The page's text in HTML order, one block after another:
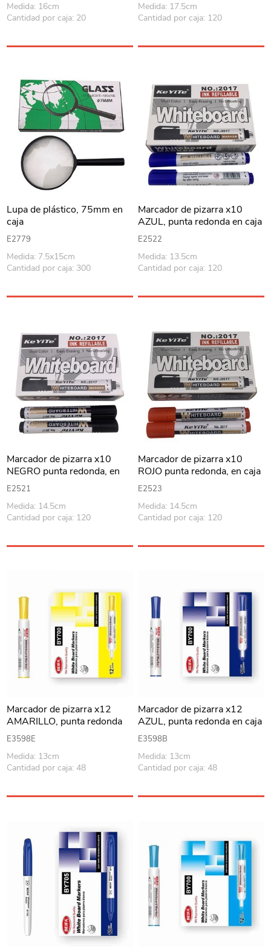
Medida: 16cm
Cantidad por caja: 20
Medida: 17.5cm
Cantidad por caja: 120
Lupa de plástico, 75mm en
caja
E2779
Medida: 7.5x15cm
Cantidad por caja: 300
Marcador de pizarra x10
AZUL, punta redonda en caja
E2522
Medida: 13.5cm
Cantidad por caja: 120
Marcador de pizarra x10
NEGRO punta redonda, en
caja
E2521
Medida: 14.5cm
Cantidad por caja: 120
Marcador de pizarra x10
ROJO punta redonda, en caja
E2523
Medida: 14.5cm
Cantidad por caja: 120
Marcador de pizarra x12
AMARILLO, punta redonda
en caja BEIFA
E3598E
Medida: 13cm
Cantidad por caja: 48
Marcador de pizarra x12
AZUL, punta redonda en caja
BEIFA
E3598B
Medida: 13cm
Cantidad por caja: 48